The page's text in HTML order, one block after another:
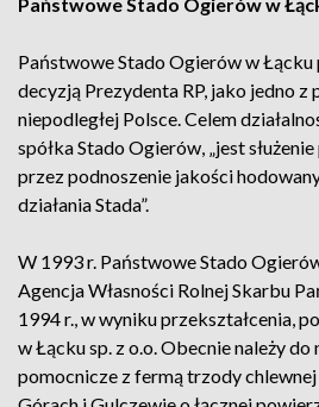
Państwowe Stado Ogierów w Łącku
decyzją Prezydenta RP, jako jedno z
niepodległej Polsce. Celem
spółka Stado Ogierów, „jest
przez podnoszenie jakości
działania Stada”.
W 1993 r. Państwowe Stado
Agencja Własności Rolnej Skarbu
1994 r., w wyniku przekształcenia,
w Łącku sp. z o.o. Obecnie należy
pomocnicze z fermą trzody